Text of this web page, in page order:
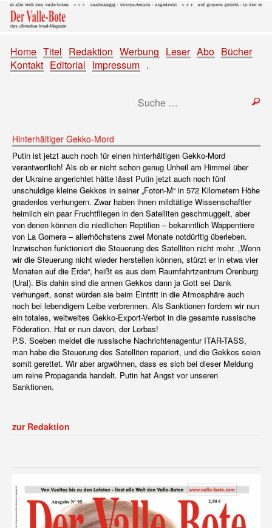
Home Titel Redaktion Werbung Leser Abo Bücher
Kontakt Editorial Impressum .
Hinterhältiger Gekko-Mord
Putin ist jetzt auch noch für einen hinterhältigen Gekko-Mord
verantwortlich! Als ob er nicht schon genug Unheil am Himmel über
der Ukraine angerichtet hätte lässt Putin jetzt auch noch fünf
unschuldige kleine Gekkos in seiner „Foton-M“ in 572 Kilometern Höhe
gnadenlos verhungern. Zwar haben ihnen mildtätige Wissenschaftler
heimlich ein paar Fruchtfliegen in den Satelliten geschmuggelt, aber
von denen können die niedlichen Reptilien – bekanntlich Wappentiere
von La Gomera – allerhöchstens zwei Monate notdürftig überleben.
Inzwischen funktioniert die Steuerung des Satelliten nicht mehr. „Wenn
wir die Steuerung nicht wieder herstellen können, stürzt er in etwa vier
Monaten auf die Erde“, heißt es aus dem Raumfahrtzentrum Orenburg
(Ural). Bis dahin sind die armen Gekkos dann ja Gott sei Dank
verhungert, sonst würden sie beim Eintritt in die Atmosphäre auch
noch bei lebendigem Leibe verbrennen. Als Sanktionen fordern wir nun
ein totales, weltweites Gekko-Export-Verbot in die gesamte russische
Föderation. Hat er nun davon, der Lorbas!
P.S. Soeben meldet die russische Nachrichtenagentur ITAR-TASS,
man habe die Steuerung des Satelliten repariert, und die Gekkos seien
somit gerettet. Wir aber argwöhnen, dass es sich bei dieser Meldung
um reine Propaganda handelt. Putin hat Angst vor unseren
Sanktionen.
zur Redaktion